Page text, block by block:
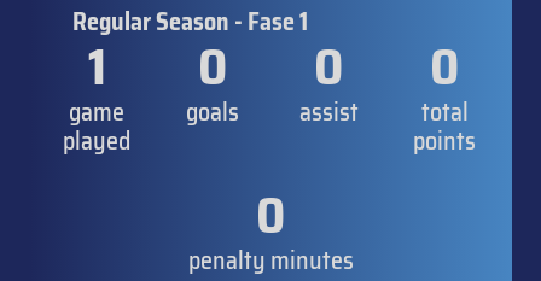
Regular Season - Fase 1
1
game
played
0
goals
0
assist
0
total
points
0
penalty minutes